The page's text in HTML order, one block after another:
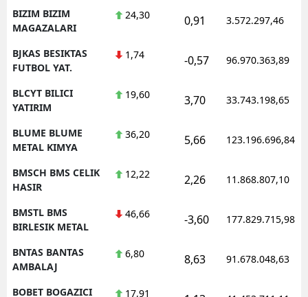
BIZIM BIZIM
MAGAZALARI
24,30 0,91 3.572.297,46
BJKAS BESIKTAS
FUTBOL YAT.
1,74 -0,57 96.970.363,89
BLCYT BILICI
YATIRIM
19,60 3,70 33.743.198,65
BLUME BLUME
METAL KIMYA
36,20 5,66 123.196.696,84
BMSCH BMS CELIK
HASIR
12,22 2,26 11.868.807,10
BMSTL BMS
BIRLESIK METAL
46,66 -3,60 177.829.715,98
BNTAS BANTAS
AMBALAJ
6,80 8,63 91.678.048,63
BOBET BOGAZICI 17,91